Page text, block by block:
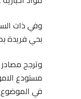
بحي فريدة
وترجح مصادر
مستودع
في